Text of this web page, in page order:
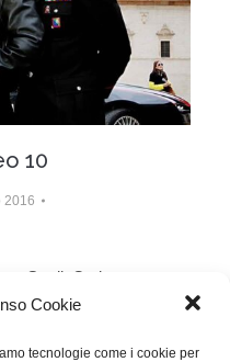
Cookie
tecnologie come i cookie per
10
2016
Gnoli, Carlo
Domenico Saverni,